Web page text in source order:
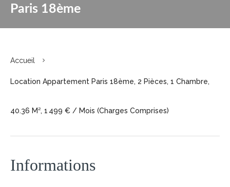
Paris 18ème
Accueil
Location Appartement Paris 18ème, 2 Pièces, 1 Chambre,
40.36 M², 1 499 € / Mois (Charges Comprises)
Informations